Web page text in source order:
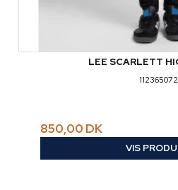
LEE SCARLETT
112365072
850,00 DK
VIS